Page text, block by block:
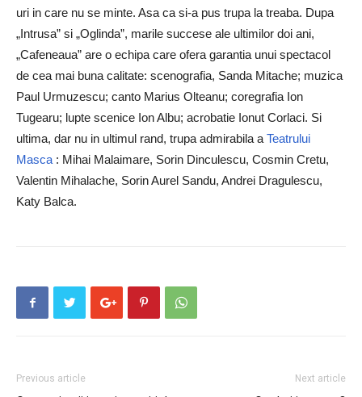
uri in care nu se minte. Asa ca si-a pus trupa la treaba. Dupa
„Intrusa” si „Oglinda”, marile succese ale ultimilor doi ani,
„Cafeneaua” are o echipa care ofera garantia unui spectacol
de cea mai buna calitate: scenografia, Sanda Mitache; muzica
Paul Urmuzescu; canto Marius Olteanu; coregrafia Ion
Tugearu; lupte scenice Ion Albu; acrobatie Ionut Corlaci. Si
ultima, dar nu in ultimul rand, trupa admirabila a Teatrului
Masca : Mihai Malaimare, Sorin Dinculescu, Cosmin Cretu,
Valentin Mihalache, Sorin Aurel Sandu, Andrei Dragulescu,
Katy Balca.
Previous article Next article